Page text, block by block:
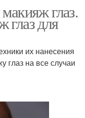
глаз.
глаз для
их нанесения
глаз на все случаи